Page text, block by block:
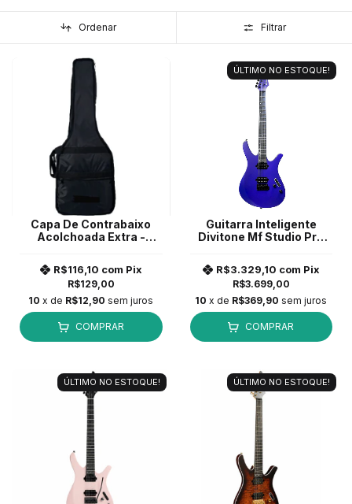
Ordenar Filtrar
Capa De Contrabaixo
Acolchoada Extra -
R$129,00
R$116,10 com Pix
10 x de R$12,90 sem juros
COMPRAR
ÚLTIMO NO ESTOQUE!
Guitarra Inteligente
Divitone Mf Studio Pro
R$3.699,00
R$3.329,10 com Pix
10 x de R$369,90 sem juros
COMPRAR
ÚLTIMO NO ESTOQUE! ÚLTIMO NO ESTOQUE!